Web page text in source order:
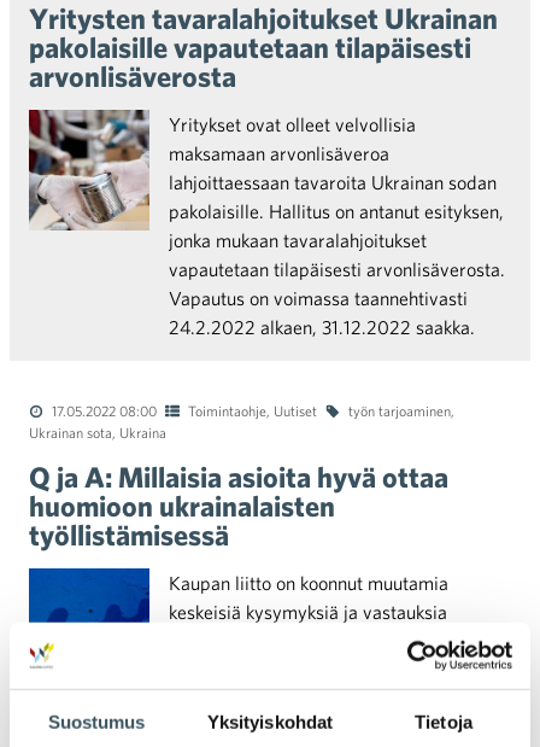
Suostumus Yksityiskohdat Tietoja
Yritysten tavaralahjoitukset Ukrainan
pakolaisille vapautetaan tilapäisesti
arvonlisäverosta
Yritykset ovat olleet velvollisia
maksamaan arvonlisäveroa
lahjoittaessaan tavaroita Ukrainan sodan
pakolaisille. Hallitus on antanut esityksen,
jonka mukaan tavaralahjoitukset
vapautetaan tilapäisesti arvonlisäverosta.
Vapautus on voimassa taannehtivasti
24.2.2022 alkaen, 31.12.2022 saakka.
17.05.2022 08:00 Toimintaohje, Uutiset työn tarjoaminen,
Ukrainan sota, Ukraina
Q ja A: Millaisia asioita hyvä ottaa
huomioon ukrainalaisten
työllistämisessä
Kaupan liitto on koonnut muutamia
keskeisiä kysymyksiä ja vastauksia
Suomeen tulleiden ukrainalaisten
pakolaisten työllistämiseen liittyen. Alla
velvoitteista ukrainalaisia työntekijöitä